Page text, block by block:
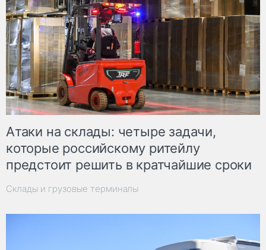
Атаки на склады: четыре задачи,
которые российскому ритейлу
предстоит решить в кратчайшие сроки
Склады и грузовые терминалы